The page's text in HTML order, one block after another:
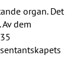
organ. Det
dem